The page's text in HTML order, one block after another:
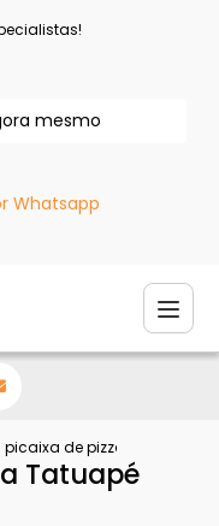
mesmo
Whatsapp
caixa de pizza oitavada
Tatuapé